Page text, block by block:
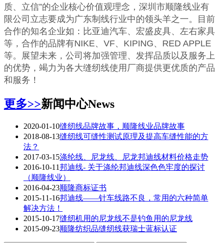
质、立信”的企业核心价值观理念，深圳市顺隆线业有
限公司立志要成为广东制线行业中的领头羊之一。目前
合作的知名企业如：比亚迪汽车、宏盛皮具、左右家具
等，合作的品牌有NIKE、VF、KIPING、RED APPLE
等。展望未来，公司将加强管理、发挥品质以及服务上
的优势，竭力为各大缝纫线使用厂商提供更优质的产品
和服务！
更多>>新闻中心News
2020-01-10缝纫线品牌故事，顺隆线业品牌故事
2018-08-13缝纫线可缝性测试原理及提高车缝性能的方
法？
2017-03-15涤纶线、尼龙线、尼龙邦迪线材料价格走势
2016-10-11邦迪线- 关于涤纶邦迪线深色色牢度的探讨
（顺隆线业）
2016-04-23顺隆商标证书
2015-11-16邦迪线——针车线路不良，常用的六种简单
解决方法！
2015-10-17缝纫机用的尼龙线不是钓鱼用的尼龙线
2015-09-23顺隆纺织品缝纫线获瑞士蓝标认证